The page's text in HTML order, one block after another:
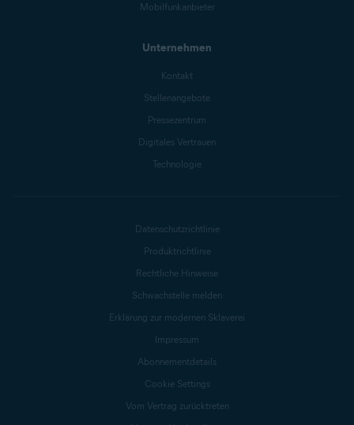
Mobilfunkanbieter
Unternehmen
Kontakt
Stellenangebote
Pressezentrum
Digitales Vertrauen
Technologie
Datenschutzrichtlinie
Produktrichtlinie
Rechtliche Hinweise
Schwachstelle melden
Erklärung zur modernen Sklaverei
Impressum
Abonnementdetails
Cookie Settings
Vom Vertrag zurücktreten